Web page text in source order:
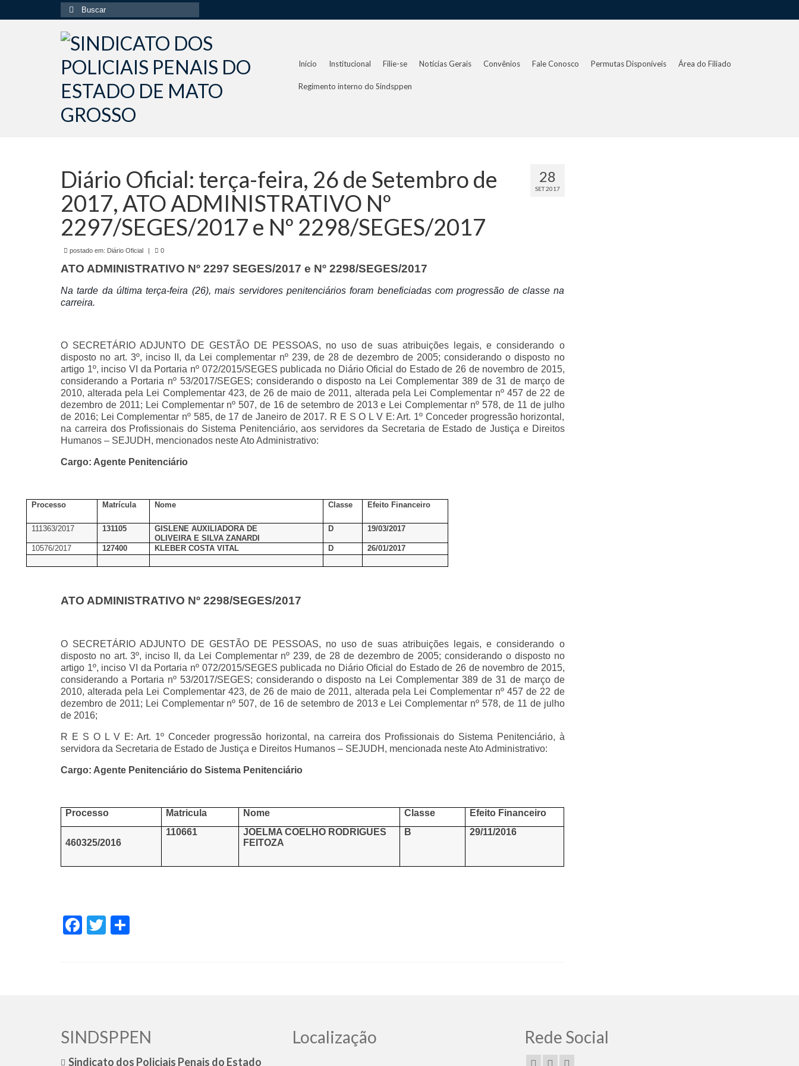
Buscar
por:
Início Institucional Filie-se Notícias Gerais Convênios Fale Conosco Permutas Disponíveis Área do Filiado
Regimento interno do Sindsppen
28
SET 2017
Diário Oficial: terça-feira, 26 de Setembro de
2017, ATO ADMINISTRATIVO Nº
2297/SEGES/2017 e Nº 2298/SEGES/2017
postado em: Diário Oficial | 0
ATO ADMINISTRATIVO Nº 2297 SEGES/2017 e Nº 2298/SEGES/2017
Na tarde da última terça-feira (26), mais servidores penitenciários foram beneficiadas com progressão de classe na
carreira.
O SECRETÁRIO ADJUNTO DE GESTÃO DE PESSOAS, no uso de suas atribuições legais, e considerando o
disposto no art. 3º, inciso II, da Lei complementar nº 239, de 28 de dezembro de 2005; considerando o disposto no
artigo 1º, inciso VI da Portaria nº 072/2015/SEGES publicada no Diário Oficial do Estado de 26 de novembro de 2015,
considerando a Portaria nº 53/2017/SEGES; considerando o disposto na Lei Complementar 389 de 31 de março de
2010, alterada pela Lei Complementar 423, de 26 de maio de 2011, alterada pela Lei Complementar nº 457 de 22 de
dezembro de 2011; Lei Complementar nº 507, de 16 de setembro de 2013 e Lei Complementar nº 578, de 11 de julho
de 2016; Lei Complementar nº 585, de 17 de Janeiro de 2017. R E S O L V E: Art. 1º Conceder progressão horizontal,
na carreira dos Profissionais do Sistema Penitenciário, aos servidores da Secretaria de Estado de Justiça e Direitos
Humanos – SEJUDH, mencionados neste Ato Administrativo:
Cargo: Agente Penitenciário
Processo Matrícula Nome Classe Efeito Financeiro
111363/2017 131105
GISLENE AUXILIADORA DE
OLIVEIRA E SILVA ZANARDI
D 19/03/2017
10576/2017 127400 KLEBER COSTA VITAL D 26/01/2017
ATO ADMINISTRATIVO Nº 2298/SEGES/2017
O SECRETÁRIO ADJUNTO DE GESTÃO DE PESSOAS, no uso de suas atribuições legais, e considerando o
disposto no art. 3º, inciso II, da Lei Complementar nº 239, de 28 de dezembro de 2005; considerando o disposto no
artigo 1º, inciso VI da Portaria nº 072/2015/SEGES publicada no Diário Oficial do Estado de 26 de novembro de 2015,
considerando a Portaria nº 53/2017/SEGES; considerando o disposto na Lei Complementar 389 de 31 de março de
2010, alterada pela Lei Complementar 423, de 26 de maio de 2011, alterada pela Lei Complementar nº 457 de 22 de
dezembro de 2011; Lei Complementar nº 507, de 16 de setembro de 2013 e Lei Complementar nº 578, de 11 de julho
de 2016;
R E S O L V E: Art. 1º Conceder progressão horizontal, na carreira dos Profissionais do Sistema Penitenciário, à
servidora da Secretaria de Estado de Justiça e Direitos Humanos – SEJUDH, mencionada neste Ato Administrativo:
Cargo: Agente Penitenciário do Sistema Penitenciário
Processo Matricula Nome Classe Efeito Financeiro
460325/2016
110661
JOELMA COELHO RODRIGUES
FEITOZA
B 29/11/2016
Facebook
Twitter
SINDSPPEN
Sindicato dos Policiais Penais do Estado
Localização Rede Social